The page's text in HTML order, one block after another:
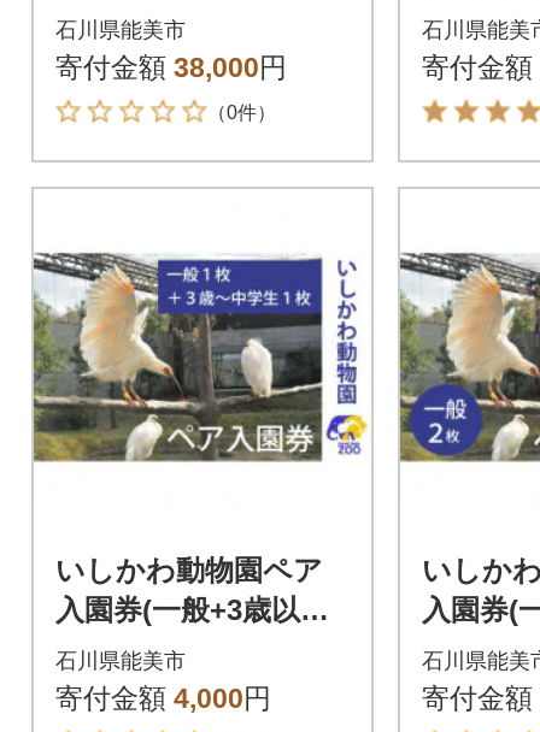
ロシャツ メンズ
通気性 半袖 3Lサ
イズ ブルー
石川県能美市
寄付金額 38,000円
（0件）
セット)
石川県能美
寄付金額
いしかわ動物園ペア
入園券(一般+3歳以上
中学生以下)
石川県能美市
寄付金額 4,000円
いしか
入園券(
石川県能美
寄付金額